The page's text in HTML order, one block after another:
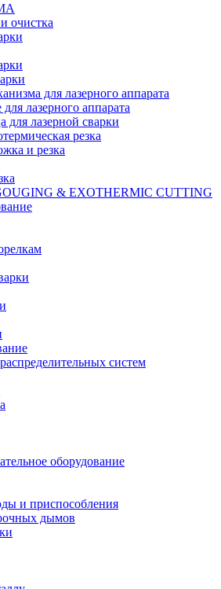
очистка
для лазерного аппарата
лазерного аппарата
для лазерной сварки
резка
и резка
& EXOTHERMIC CUTTING
систем
оборудование
и приспособления
дымов